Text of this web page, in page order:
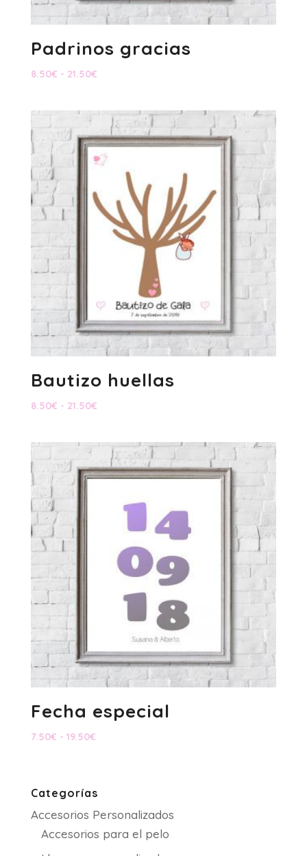
Padrinos gracias
8.50€ - 21.50€Rango
desde
8.50€
hasta
21.50€
Bautizo huellas
8.50€ - 21.50€Rango
desde
8.50€
Fecha especial
7.50€ - 19.50€Rango
7.50€
hasta
19.50€
Categorías
Accesorios Personalizados
Accesorios para el pelo